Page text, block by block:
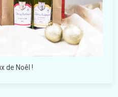
de Noêl !